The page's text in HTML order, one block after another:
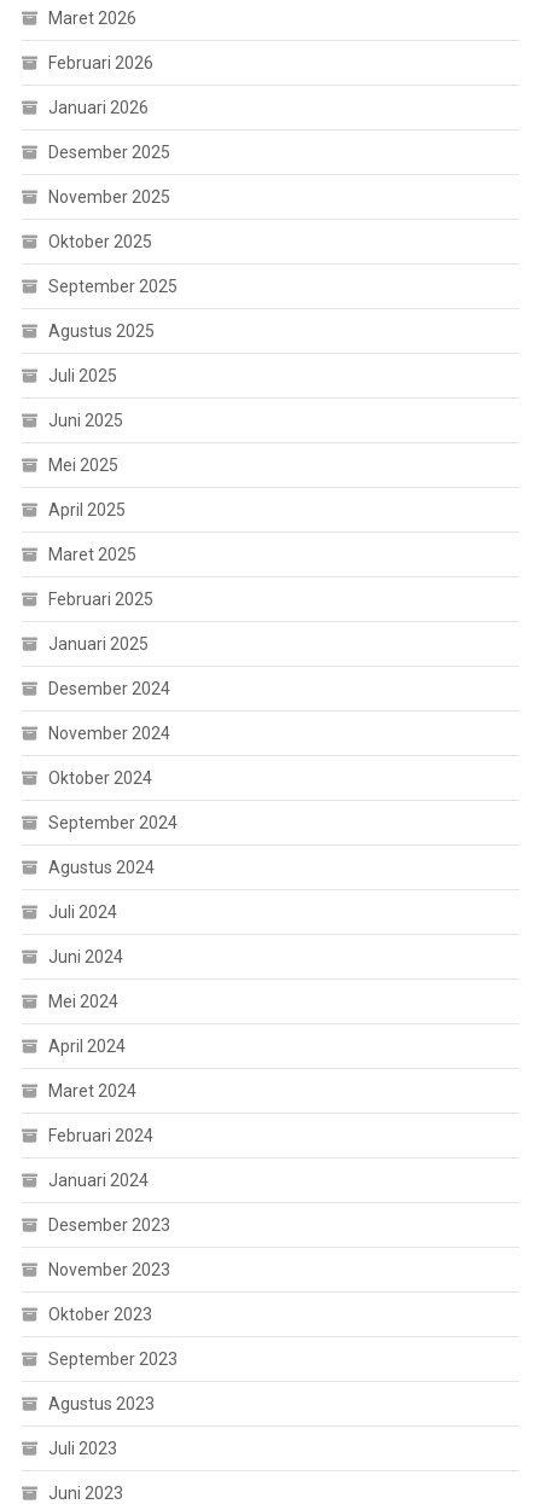
Maret 2026
Februari 2026
Januari 2026
Desember 2025
November 2025
Oktober 2025
September 2025
Agustus 2025
Juli 2025
Juni 2025
Mei 2025
April 2025
Maret 2025
Februari 2025
Januari 2025
Desember 2024
November 2024
Oktober 2024
September 2024
Agustus 2024
Juli 2024
Juni 2024
Mei 2024
April 2024
Maret 2024
Februari 2024
Januari 2024
Desember 2023
November 2023
Oktober 2023
September 2023
Agustus 2023
Juli 2023
Juni 2023